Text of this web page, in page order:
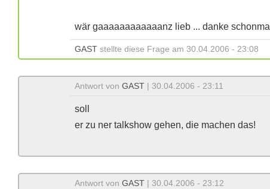
wär gaaaaaaaaaaaanz lieb ... danke schonmal
GAST stellte diese Frage am 30.04.2006 - 23:08
Antwort von GAST | 30.04.2006 - 23:11
soll
er zu ner talkshow gehen, die machen das!
Antwort von GAST | 30.04.2006 - 23:12